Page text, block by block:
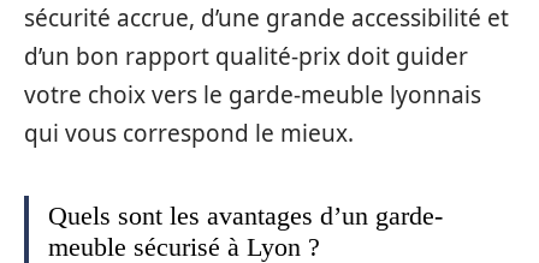
sécurité accrue, d’une grande accessibilité et
d’un bon rapport qualité-prix doit guider
votre choix vers le garde-meuble lyonnais
qui vous correspond le mieux.
Quels sont les avantages d’un garde-
meuble sécurisé à Lyon ?